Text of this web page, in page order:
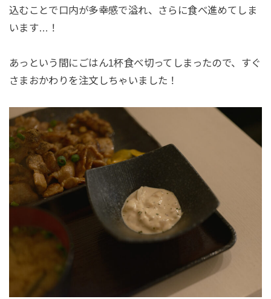
込むことで口内が多幸感で溢れ、さらに食べ進めてしま
います…！
あっという間にごはん1杯食べ切ってしまったので、すぐ
さまおかわりを注文しちゃいました！